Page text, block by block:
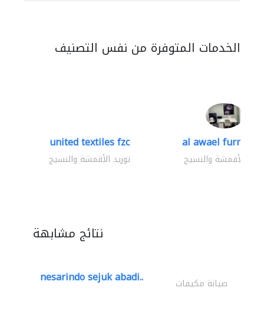
الخدمات المتوفرة من نفس التصنيف
united textiles fzc
توريد الأقمشة والنسيج
al awael
الأقمشة والنسيج
نتائج مشابهة
nesarindo sejuk abadi.. صيانة مكيفات